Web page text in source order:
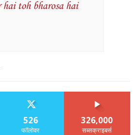
526
फॉलोवर
326,000
सब्सक्राइबर्स